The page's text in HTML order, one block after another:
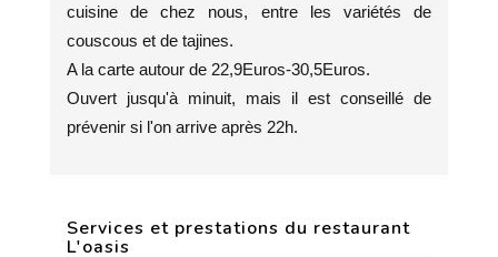
cuisine de chez nous, entre les variétés de
couscous et de tajines.
A la carte autour de 22,9Euros-30,5Euros.
Ouvert jusqu'à minuit, mais il est conseillé de
prévenir si l'on arrive après 22h.
Services et prestations du restaurant
L'oasis